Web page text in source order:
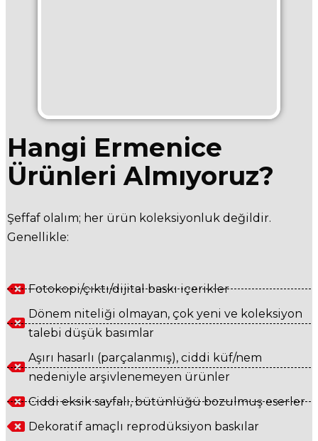
Hangi Ermenice
Ürünleri Almıyoruz?
Şeffaf olalım; her ürün koleksiyonluk değildir.
Genellikle:
Fotokopi/çıktı/dijital baskı içerikler
Dönem niteliği olmayan, çok yeni ve koleksiyon
talebi düşük basımlar
Aşırı hasarlı (parçalanmış), ciddi küf/nem
nedeniyle arşivlenemeyen ürünler
Ciddi eksik sayfalı, bütünlüğü bozulmuş eserler
Dekoratif amaçlı reprodüksiyon baskılar